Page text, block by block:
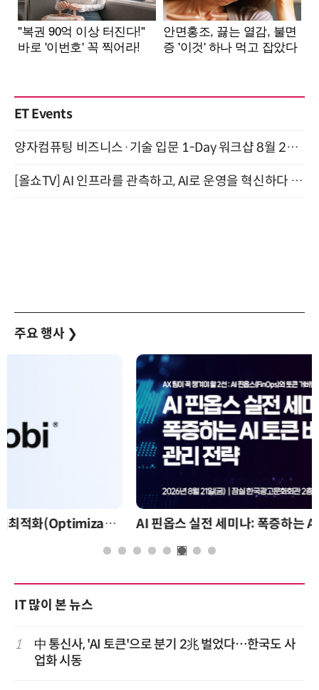
ET Events
양자컴퓨팅 비즈니스·기술 입문 1-Day 워크샵 8월 28일 개최
[올쇼TV] AI 인프라를 관측하고, AI로 운영을 혁신하다 (8월 11일 생방송)
주요 행사 ❯
AI 핀옵스 실전 세미나: 폭증하는 AI 토큰 비용 관리 전략
IT 많이 본 뉴스
1
中 통신사, 'AI 토큰'으로 분기 2兆 벌었다…한국도 사
업화 시동